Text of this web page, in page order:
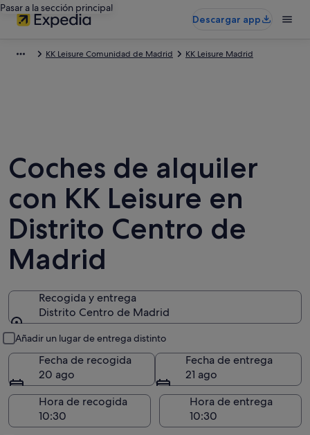
Pasar a la sección principal
Descargar app
KK Leisure Comunidad de Madrid KK Leisure Madrid
Coches de alquiler
con KK Leisure en
Distrito Centro de
Madrid
Recogida y entrega
Distrito Centro de Madrid
Añadir un lugar de entrega distinto
Fecha de recogida
20 ago
Fecha de entrega
21 ago
Hora de recogida
Hora de entrega